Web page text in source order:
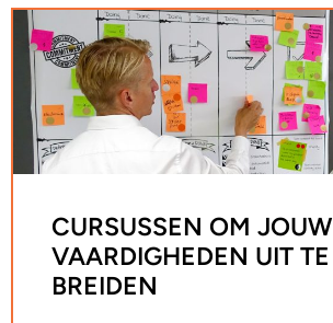
CURSUSSEN OM JOUW
VAARDIGHEDEN UIT TE
BREIDEN